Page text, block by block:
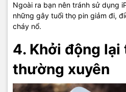
Ngoài ra bạn nên tránh sử dụng
những gây tuổi thọ pin giảm đi,
cháy nổ.
4. Khởi động lại
thường xuyên